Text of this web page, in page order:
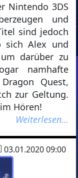
Nintendo 3DS
und
sind jedoch
sich Alex und
darüber zu
namhafte
Quest,
zur Geltung.
Hören!
Weiterlesen…
03.01.2020 09:00